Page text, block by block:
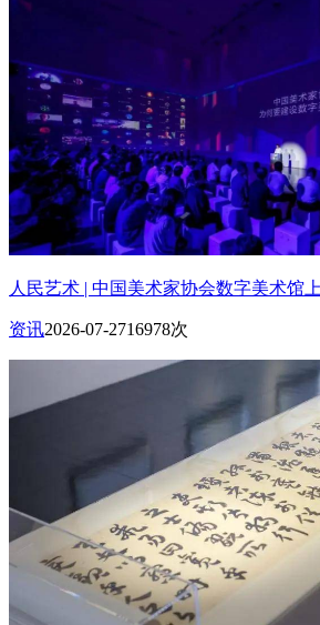
人民艺术 | 中国美术家协会数字美术馆
资讯2026-07-2716978次